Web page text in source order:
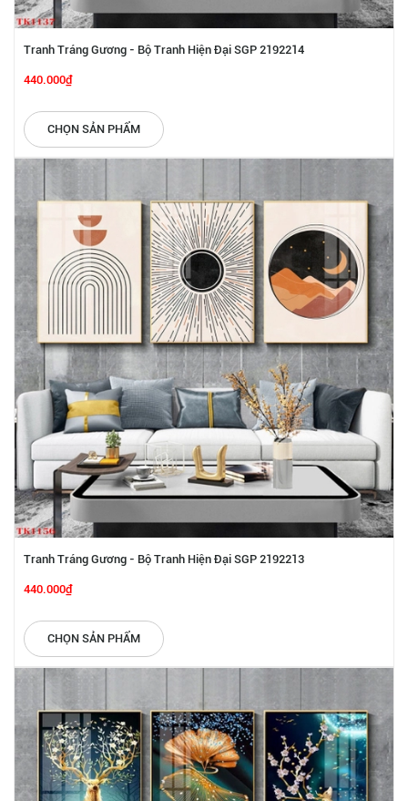
Tranh Tráng Gương - Bộ Tranh Hiện Đại SGP 2192214
440.000₫
CHỌN SẢN PHẨM
Tranh Tráng Gương - Bộ Tranh Hiện Đại SGP 2192213
440.000₫
CHỌN SẢN PHẨM